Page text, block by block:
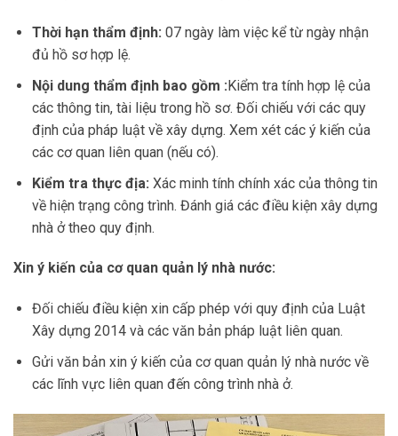
Thời hạn thẩm định: 07 ngày làm việc kể từ ngày nhận
đủ hồ sơ hợp lệ.
Nội dung thẩm định bao gồm :Kiểm tra tính hợp lệ của
các thông tin, tài liệu trong hồ sơ. Đối chiếu với các quy
định của pháp luật về xây dựng. Xem xét các ý kiến của
các cơ quan liên quan (nếu có).
Kiểm tra thực địa: Xác minh tính chính xác của thông tin
về hiện trạng công trình. Đánh giá các điều kiện xây dựng
nhà ở theo quy định.
Xin ý kiến của cơ quan quản lý nhà nước:
Đối chiếu điều kiện xin cấp phép với quy định của Luật
Xây dựng 2014 và các văn bản pháp luật liên quan.
Gửi văn bản xin ý kiến của cơ quan quản lý nhà nước về
các lĩnh vực liên quan đến công trình nhà ở.